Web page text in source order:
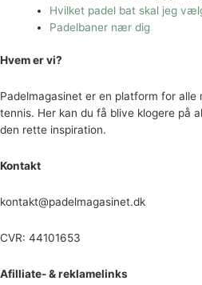
Hvilket padel bat skal jeg
Padelbaner nær dig
Hvem er vi?
Padelmagasinet er en platform for
tennis. Her kan du få blive klogere på
den rette inspiration.
Kontakt
kontakt@padelmagasinet.dk
CVR: 44101653
Afilliate- & reklamelinks